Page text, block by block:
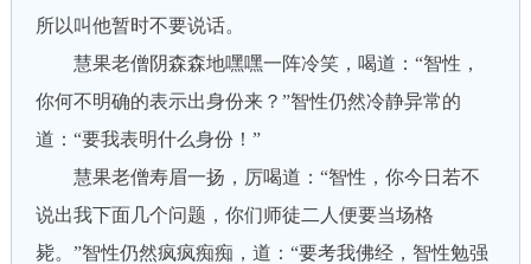
所以叫他暂时不要说话。
慧果老僧阴森森地嘿嘿一阵冷笑，喝道：“智性，
你何不明确的表示出身份来？”智性仍然冷静异常的
道：“要我表明什么身份！”
慧果老僧寿眉一扬，厉喝道：“智性，你今日若不
说出我下面几个问题，你们师徒二人便要当场格
毙。”智性仍然疯疯痴痴，道：“要考我佛经，智性勉强